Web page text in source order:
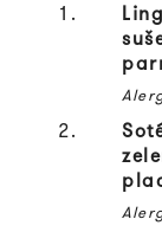
1.
2.